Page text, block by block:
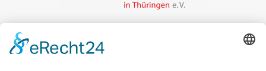
Veranstalter:
wir pflegen in Thüringen e.V.